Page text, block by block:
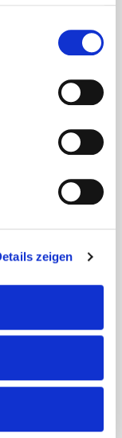
zeigen
Haus
Alpakas